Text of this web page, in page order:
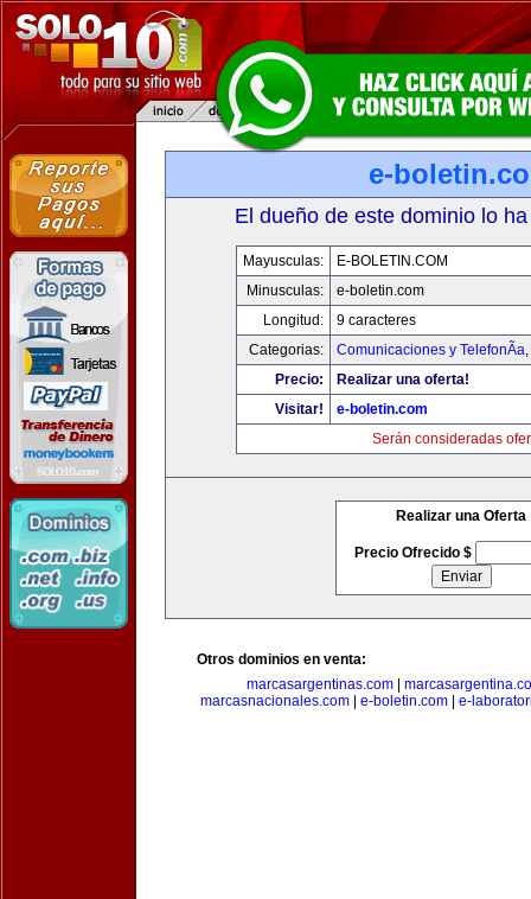
e-
El dueño de este dominio lo
Mayusculas:
E-BOLETIN.COM
Minusculas:
e-boletin.com
Longitud:
9 caracteres
Categorias:
Comunicaciones y TelefonÃ­a,
Precio:
Realizar una oferta!
Visitar!
e-boletin.com
Serán consideradas
Realizar una Oferta
Precio Ofrecido $
Otros dominios en venta:
marcasargentinas.com
marcasnacionales.com| e-boletin.com| e-